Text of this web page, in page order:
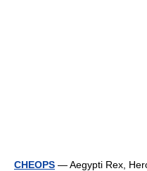
CHEOPS — Aegypti Rex,